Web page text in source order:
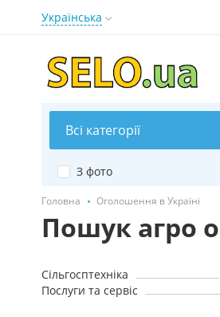
Українська
Всі категорії
З фото
Головна Оголошення в Україні
Пошук агро
Сільгосптехніка
Послуги та сервіс